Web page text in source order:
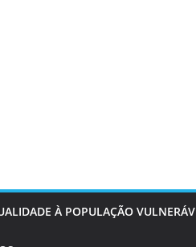
À POPULAÇÃO